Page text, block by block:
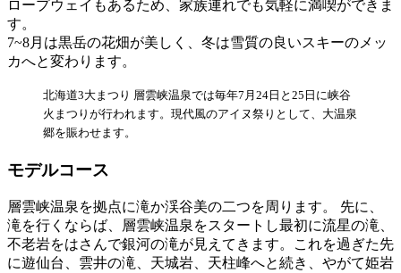
ロープウェイもあるため、家族連れでも気軽に満喫ができま
す。
7~8月は黒岳の花畑が美しく、冬は雪質の良いスキーのメッ
カへと変わります。
北海道3大まつり 層雲峡温泉では毎年7月24日と25日に峡谷
火まつりが行われます。現代風のアイヌ祭りとして、大温泉
郷を賑わせます。
モデルコース
層雲峡温泉を拠点に滝か渓谷美の二つを周ります。 先に、
滝を行くならば、層雲峡温泉をスタートし最初に流星の滝、
不老岩をはさんで銀河の滝が見えてきます。これを過ぎた先
に遊仙台、雲井の滝、天城岩、天柱峰へと続き、やがて姫岩